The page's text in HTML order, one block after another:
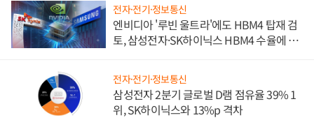
전자·전기·정보통신
엔비디아 '루빈 울트라'에도 HBM4 탑재 검
토, 삼성전자·SK하이닉스 HBM4 수율에 주
전자·전기·정보통신
삼성전자 2분기 글로벌 D램 점유율 39% 1
위, SK하이닉스와 13%p 격차